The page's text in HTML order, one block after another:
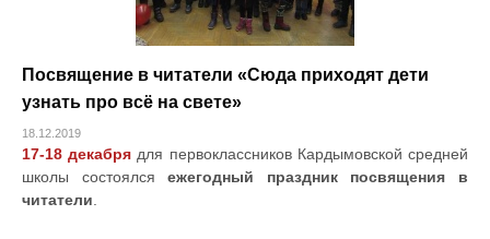
Посвящение в читатели «Сюда приходят дети
узнать про всё на свете»
18.12.2019
17-18 декабря для первоклассников Кардымовской средней
школы состоялсяежегодный праздник посвящения в
читатели